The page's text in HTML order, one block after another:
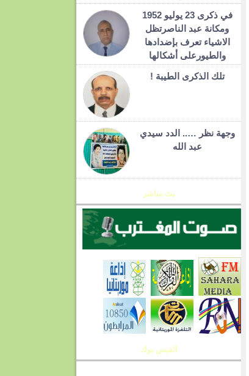
في ذكرى 23 يوليو 1952
ومكانة عبد الناصرتظل
الاشياء تعرف بإضدادها
والطيورعلى أشكالها
تلك الذكرى الطيبة !
وجهة نظر ….. الدد سيدي
عبد الله
بث مباشر
الفيس بوك